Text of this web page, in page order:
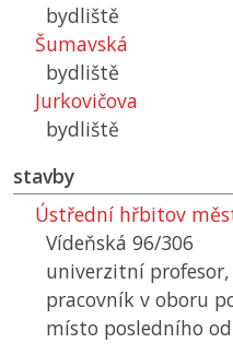
bydliště
Šumavská
bydliště
Jurkovičova
bydliště
stavby
Ústřední hřbitov
Vídeňská 96/306
univerzitní
pracovník v oboru
místo posledního